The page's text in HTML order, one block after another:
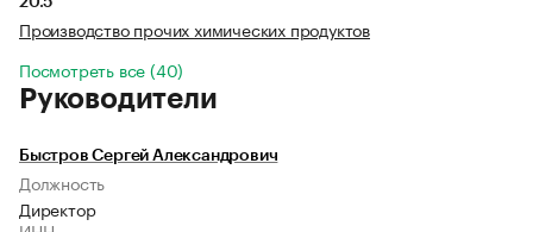
Производство прочих химических продуктов
Посмотреть все (40)
Руководители
Быстров Сергей Александрович
Должность
Директор